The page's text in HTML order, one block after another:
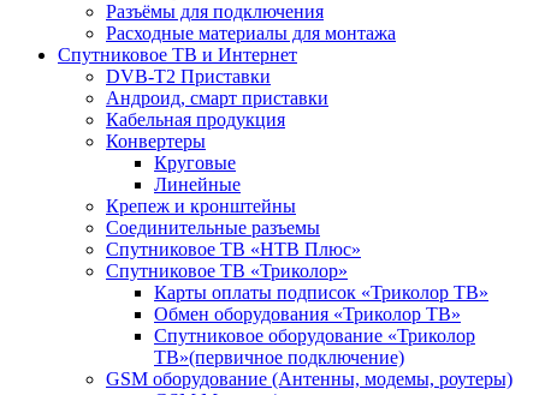
Разъёмы для подключения
Расходные материалы для монтажа
Спутниковое ТВ и Интернет
DVB-Т2 Приставки
Андроид, смарт приставки
Кабельная продукция
Конвертеры
Круговые
Линейные
Крепеж и кронштейны
Соединительные разъемы
Спутниковое ТВ «НТВ Плюс»
Спутниковое ТВ «Триколор»
Карты оплаты подписок «Триколор ТВ»
Обмен оборудования «Триколор ТВ»
Спутниковое оборудование «Триколор
ТВ»(первичное подключение)
GSM оборудование (Антенны, модемы, роутеры)